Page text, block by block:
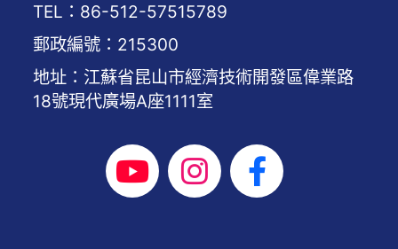
TEL：86-512-57515789
郵政編號：215300
地址：江蘇省昆山市經濟技術開發區偉業路
18號現代廣場A座1111室